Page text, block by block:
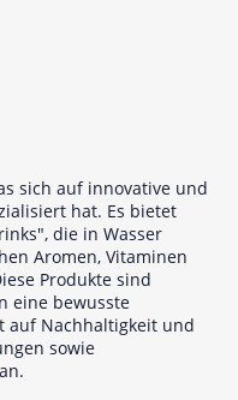
sich auf innovative und
hat. Es bietet
die in Wasser
Aromen, Vitaminen
Produkte sind
eine bewusste
auf Nachhaltigkeit und
sowie